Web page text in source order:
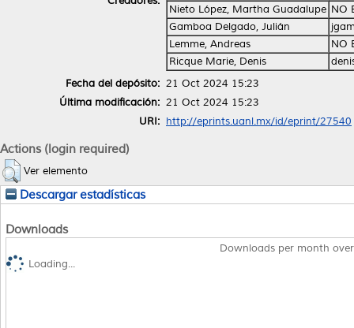
Nieto López, Martha Guadalupe NO
Gamboa Delgado, Julián
Lemme, Andreas
NO
Ricque Marie, Denis
Fecha del depósito: 21 Oct 2024 15:23
Última modificación: 21 Oct 2024 15:23
URI: http://eprints.uanl.mx/id/eprint/27540
Actions (login required)
Ver elemento
Descargar estadísticas
Downloads
Downloads per month
Loading...